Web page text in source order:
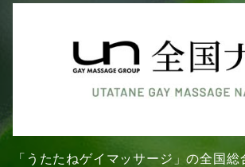
「うたたねゲイマッサージ」の全国総